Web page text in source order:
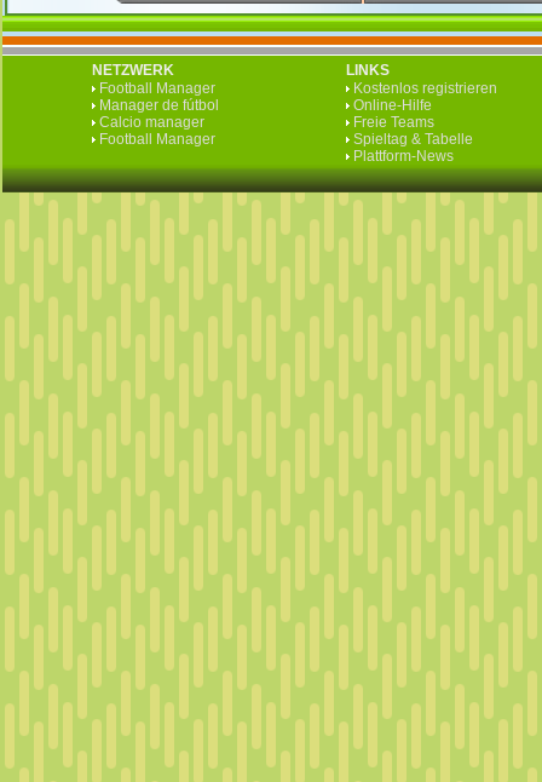
NETZWERK
Football Manager
Manager de fútbol
Calcio manager
Football Manager
LINKS
Kostenlos registrieren
Online-Hilfe
Freie Teams
Spieltag & Tabelle
Plattform-News